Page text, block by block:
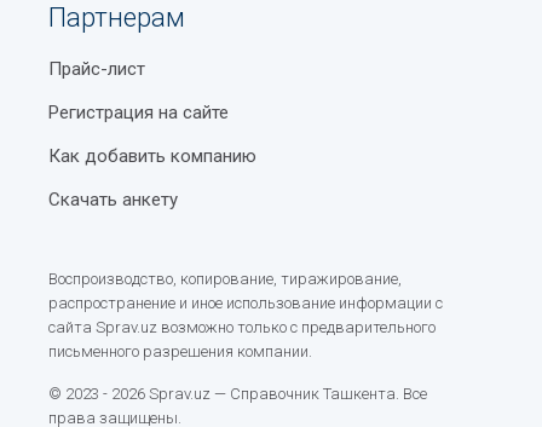
Партнерам
Прайс-лист
Регистрация на сайте
Как добавить компанию
Скачать анкету
Воспроизводство, копирование, тиражирование,
распространение и иное использование информации с
сайта Sprav.uz возможно только с предварительного
письменного разрешения компании.
© 2023 - 2026 Sprav.uz — Справочник Ташкента. Все
права защищены.